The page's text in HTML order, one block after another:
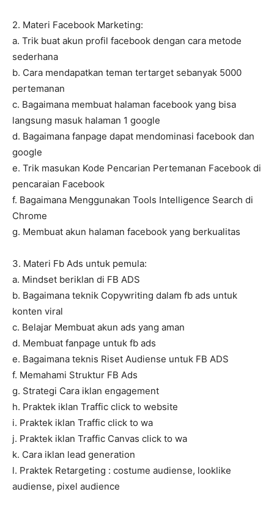
2. Materi Facebook Marketing:
a. Trik buat akun profil facebook dengan cara metode
sederhana
b. Cara mendapatkan teman tertarget sebanyak 5000
pertemanan
c. Bagaimana membuat halaman facebook yang bisa
langsung masuk halaman 1 google
d. Bagaimana fanpage dapat mendominasi facebook dan
google
e. Trik masukan Kode Pencarian Pertemanan Facebook di
pencaraian Facebook
f. Bagaimana Menggunakan Tools Intelligence Search di
Chrome
g. Membuat akun halaman facebook yang berkualitas
3. Materi Fb Ads untuk pemula:
a. Mindset beriklan di FB ADS
b. Bagaimana teknik Copywriting dalam fb ads untuk
konten viral
c. Belajar Membuat akun ads yang aman
d. Membuat fanpage untuk fb ads
e. Bagaimana teknis Riset Audiense untuk FB ADS
f. Memahami Struktur FB Ads
g. Strategi Cara iklan engagement
h. Praktek iklan Traffic click to website
i. Praktek iklan Traffic click to wa
j. Praktek iklan Traffic Canvas click to wa
k. Cara iklan lead generation
l. Praktek Retargeting : costume audiense, looklike
audiense, pixel audience